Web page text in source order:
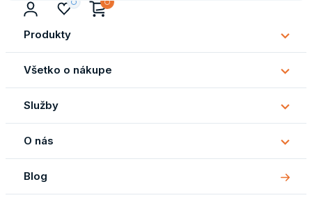
Produkty
Všetko o nákupe
o
Služby
O nás
O
nás
Blog